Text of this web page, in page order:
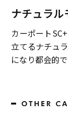
ナチュラ
カーポート
立てるナチュ
になり都会的